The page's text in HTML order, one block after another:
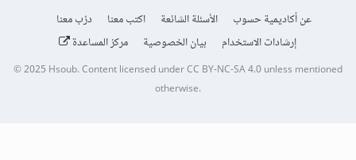
عن أكاديمية حسوب الأسئلة الشائعة اكتب معنا
درّب معنا
إرشادات الاستخدام
بيان الخصوصية مركز المساعدة
© 2025 Hsoub.Content licensed underCC BY-NC-SA 4.0unless mentioned
otherwise.